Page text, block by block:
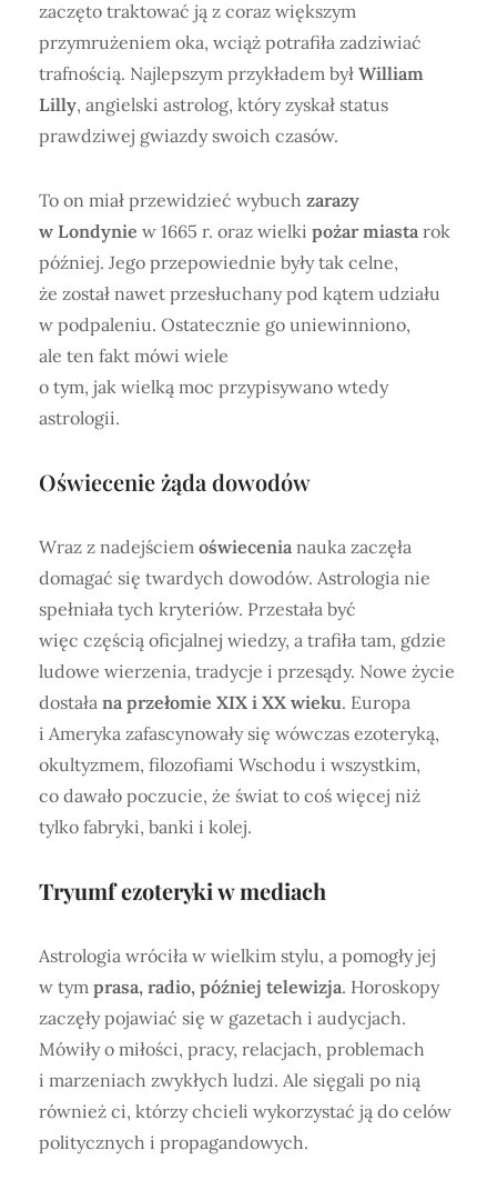
zaczęto traktować ją z coraz większym
przymrużeniem oka, wciąż potrafiła zadziwiać
trafnością. Najlepszym przykładem był William
Lilly, angielski astrolog, który zyskał status
prawdziwej gwiazdy swoich czasów.
To on miał przewidzieć wybuch zarazy
w Londynie w 1665 r. oraz wielki pożar miasta rok
później. Jego przepowiednie były tak celne,
że został nawet przesłuchany pod kątem udziału
w podpaleniu. Ostatecznie go uniewinniono,
ale ten fakt mówi wiele
o tym, jak wielką moc przypisywano wtedy
astrologii.
Oświecenie żąda dowodów
Wraz z nadejściem oświecenia nauka zaczęła
domagać się twardych dowodów. Astrologia nie
spełniała tych kryteriów. Przestała być
więc częścią oficjalnej wiedzy, a trafiła tam, gdzie
ludowe wierzenia, tradycje i przesądy. Nowe życie
dostała na przełomie XIX i XX wieku. Europa
i Ameryka zafascynowały się wówczas ezoteryką,
okultyzmem, filozofiami Wschodu i wszystkim,
co dawało poczucie, że świat to coś więcej niż
tylko fabryki, banki i kolej.
Tryumf ezoteryki w mediach
Astrologia wróciła w wielkim stylu, a pomogły jej
w tym prasa, radio, później telewizja. Horoskopy
zaczęły pojawiać się w gazetach i audycjach.
Mówiły o miłości, pracy, relacjach, problemach
i marzeniach zwykłych ludzi. Ale sięgali po nią
również ci, którzy chcieli wykorzystać ją do celów
politycznych i propagandowych.